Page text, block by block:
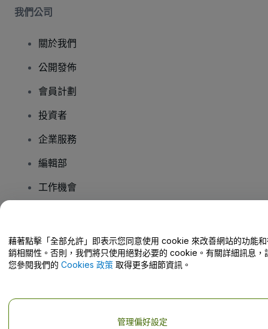
我們公司
關於我們
公開發佈
會員計劃
投資者
企業服務
編輯部
工作機會
幫助中心 / 聯絡我們
藉著點擊「全部允許」即表示您同意使用 cookie 來改善網站的功能
銷相關性。否則，我們將只使用絕對必要的 cookie。有關詳細訊息，
您參閱我們的 Cookies 政策 取得更多細節資訊。
管理偏好設定